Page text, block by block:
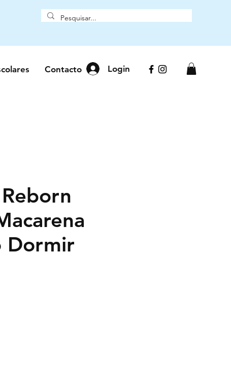
Contacto Login
Dormir